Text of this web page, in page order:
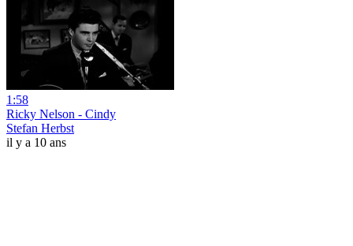
1:58
Ricky Nelson - Cindy
Stefan Herbst
il y a 10 ans